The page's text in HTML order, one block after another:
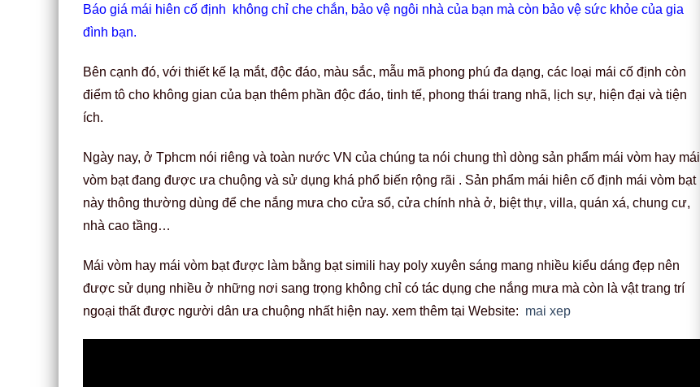
Báo giá mái hiên cố định không chỉ che chắn, bảo vệ ngôi nhà của bạn mà còn bảo vệ sức khỏe của gia
đình bạn.
Bên cạnh đó, với thiết kế lạ mắt, độc đáo, màu sắc, mẫu mã phong phú đa dạng, các loại mái cố định còn
điểm tô cho không gian của bạn thêm phần độc đáo, tinh tế, phong thái trang nhã, lịch sự, hiện đại và tiện
ích.
Ngày nay, ở Tphcm nói riêng và toàn nước VN của chúng ta nói chung thì dòng sản phẩm mái vòm hay mái
vòm bạt đang được ưa chuộng và sử dụng khá phổ biến rộng rãi . Sản phẩm mái hiên cố định mái vòm bạt
này thông thường dùng để che nắng mưa cho cửa sổ, cửa chính nhà ở, biệt thự, villa, quán xá, chung cư,
nhà cao tầng…
Mái vòm hay mái vòm bạt được làm bằng bạt simili hay poly xuyên sáng mang nhiều kiểu dáng đẹp nên
được sử dụng nhiều ở những nơi sang trọng không chỉ có tác dụng che nắng mưa mà còn là vật trang trí
ngoại thất được người dân ưa chuộng nhất hiện nay. xem thêm tại Website: mai xep